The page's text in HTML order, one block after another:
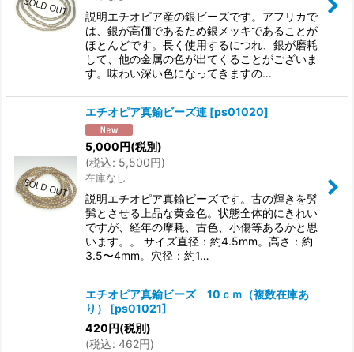
説明エチオピア産の銀ビーズです。アフリカで
は、銀が高価であるため銀メッキであることが
ほとんどです。長く使用するにつれ、銀が磨耗
して、他の金属の色が出てくることがございま
す。味わい深い色になってきますの…
エチオピア真鍮ビーズ連 [ps01020]
5,000円(税別)
(税込: 5,500円)
在庫なし
説明エチオピア真鍮ビーズです。古の輝きを髣
髴とさせる上品な黄金色。状態全体的にきれい
ですが、経年の摩耗、古色、小傷等あるかと思
います。。 サイズ直径：約4.5mm。高さ：約
3.5〜4mm。穴径：約1…
エチオピア真鍮ビーズ 10ｃｍ（複数在庫あ
り）
[ps01021]
420円(税別)
(税込: 462円)